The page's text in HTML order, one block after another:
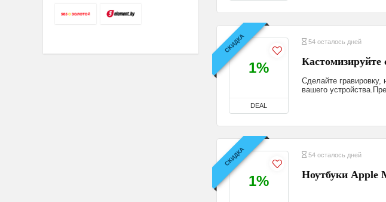
СКИДКА
1%
DEAL
54 осталось дней
Сделайте гравировку,
вашего
СКИДКА
1%
54 осталось дней
Ноутбуки Apple